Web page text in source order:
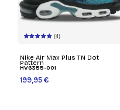
(4)
Nike Air Max Plus TN Dot
Pattern
HV6355-001
199,95 €